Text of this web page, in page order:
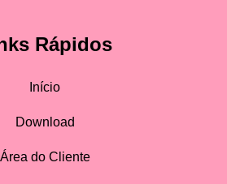
Rápidos
Início
Download
Área do Cliente